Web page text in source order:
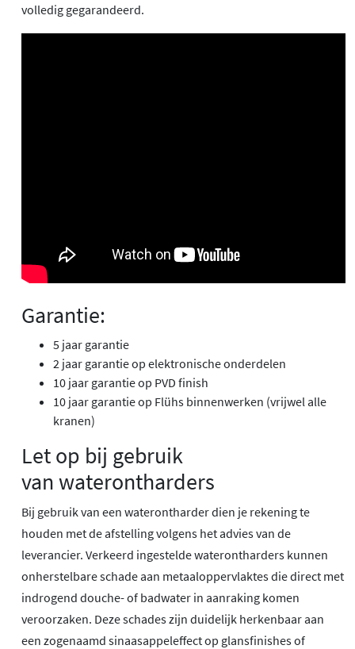
volledig gegarandeerd.
Garantie:
5 jaar garantie
2 jaar garantie op elektronische onderdelen
10 jaar garantie op PVD finish
10 jaar garantie op Flühs binnenwerken (vrijwel alle
kranen)
Let op bij gebruik
van waterontharders
Bij gebruik van een waterontharder dien je rekening te
houden met de afstelling volgens het advies van de
leverancier. Verkeerd ingestelde waterontharders kunnen
onherstelbare schade aan metaaloppervlaktes die direct met
indrogend douche- of badwater in aanraking komen
veroorzaken. Deze schades zijn duidelijk herkenbaar aan
een zogenaamd sinaasappeleffect op glansfinishes of